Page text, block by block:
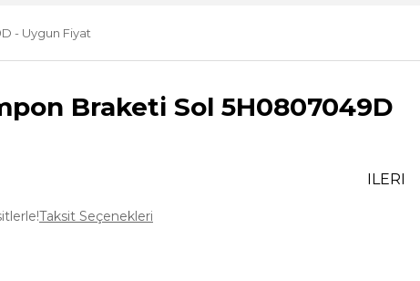
- Uygun Fiyat
Braketi Sol 5H0807049D
ILERI
Taksit Seçenekleri